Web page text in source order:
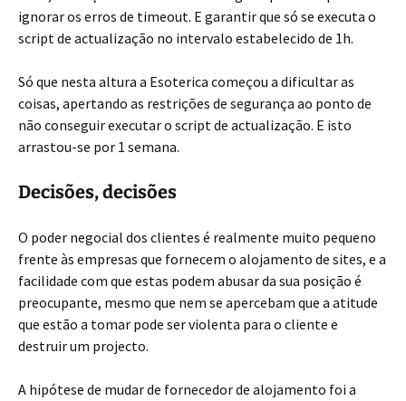
ignorar os erros de timeout. E garantir que só se executa o
script de actualização no intervalo estabelecido de 1h.
Só que nesta altura a Esoterica começou a dificultar as
coisas, apertando as restrições de segurança ao ponto de
não conseguir executar o script de actualização. E isto
arrastou-se por 1 semana.
Decisões, decisões
O poder negocial dos clientes é realmente muito pequeno
frente às empresas que fornecem o alojamento de sites, e a
facilidade com que estas podem abusar da sua posição é
preocupante, mesmo que nem se apercebam que a atitude
que estão a tomar pode ser violenta para o cliente e
destruir um projecto.
A hipótese de mudar de fornecedor de alojamento foi a